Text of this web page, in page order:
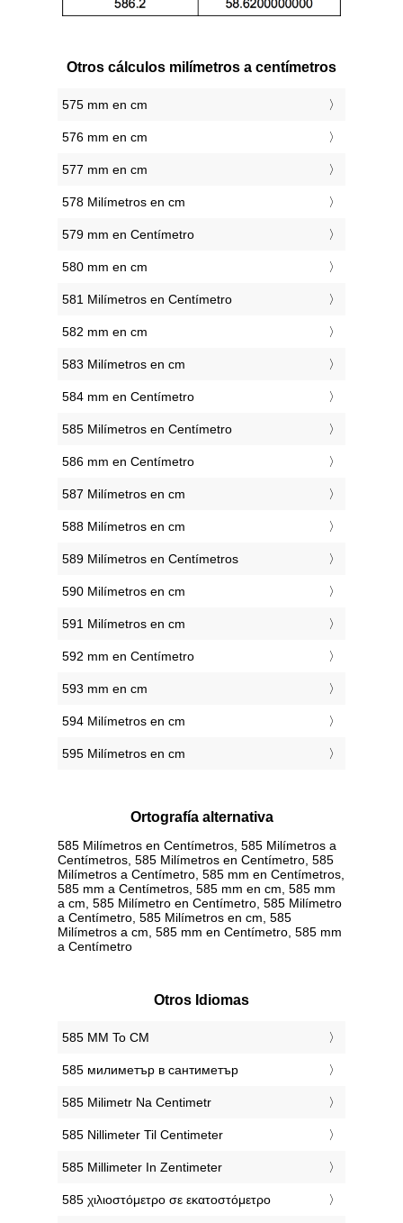
Otros cálculos milímetros a centímetros
575 mm en cm
576 mm en cm
577 mm en cm
578 Milímetros en cm
579 mm en Centímetro
580 mm en cm
581 Milímetros en Centímetro
582 mm en cm
583 Milímetros en cm
584 mm en Centímetro
585 Milímetros en Centímetro
586 mm en Centímetro
587 Milímetros en cm
588 Milímetros en cm
589 Milímetros en Centímetros
590 Milímetros en cm
591 Milímetros en cm
592 mm en Centímetro
593 mm en cm
594 Milímetros en cm
595 Milímetros en cm
Ortografía alternativa
585 Milímetros en Centímetros, 585 Milímetros a
Centímetros, 585 Milímetros en Centímetro, 585
Milímetros a Centímetro, 585 mm en Centímetros,
585 mm a Centímetros, 585 mm en cm, 585 mm
a cm, 585 Milímetro en Centímetro, 585 Milímetro
a Centímetro, 585 Milímetros en cm, 585
Milímetros a cm, 585 mm en Centímetro, 585 mm
a Centímetro
Otros Idiomas
‎585 MM To CM
‎585 милиметър в сантиметър
‎585 Milimetr Na Centimetr
‎585 Nillimeter Til Centimeter
‎585 Millimeter In Zentimeter
‎585 χιλιοστόμετρο σε εκατοστόμετρο